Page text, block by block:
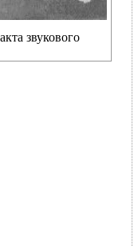
звукового